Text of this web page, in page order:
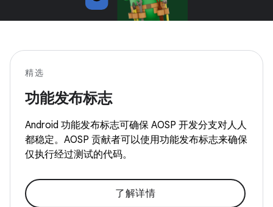
精选
功能发布标志
Android 功能发布标志可确保 AOSP 开发分支对人人
都稳定。AOSP 贡献者可以使用功能发布标志来确保
仅执行经过测试的代码。
了解详情